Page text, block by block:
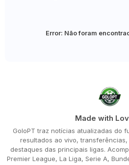
Error: Não foram
Made with
GoloPT traz notícias atualizadas do
resultados ao vivo,
destaques das principais ligas.
Premier League, La Liga, Serie A,